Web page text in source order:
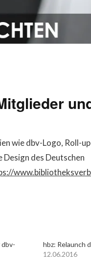
wie dbv-Logo, Roll-
des Deutschen
hbz: Relaunch
12.06.2016